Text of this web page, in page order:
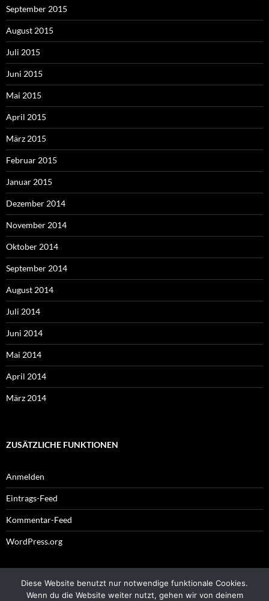
September 2015
August 2015
Juli 2015
Juni 2015
Mai 2015
April 2015
März 2015
Februar 2015
Januar 2015
Dezember 2014
November 2014
Oktober 2014
September 2014
August 2014
Juli 2014
Juni 2014
Mai 2014
April 2014
März 2014
ZUSÄTZLICHE FUNKTIONEN
Anmelden
Eintrags-Feed
Kommentar-Feed
WordPress.org
Impressum
Diese Website benutzt nur notwendige funktionale Cookies.
Wenn du die Website weiter nutzt, gehen wir von deinem